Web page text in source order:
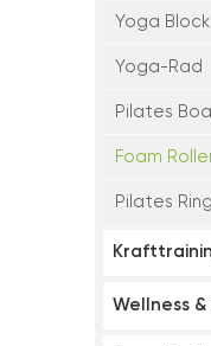
Yoga Block
Yoga-Rad
Pilates
Foam
Pilates Ring
Wellness